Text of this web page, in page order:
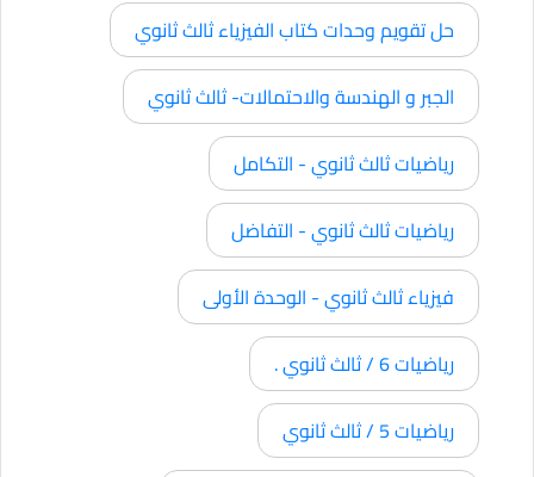
حل تقويم وحدات كتاب الفيزياء ثالث ثانوي
الجبر و الهندسة والاحتمالات- ثالث ثانوي
رياضيات ثالث ثانوي - التكامل
رياضيات ثالث ثانوي - التفاضل
فيزياء ثالث ثانوي - الوحدة الأولى
رياضيات 6 / ثالث ثانوي .
رياضيات 5 / ثالث ثانوي